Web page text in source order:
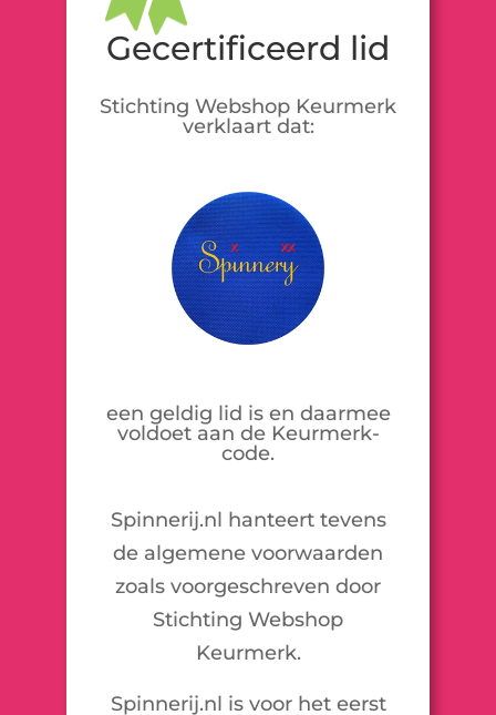
Gecertificeerd lid
Stichting Webshop Keurmerk
verklaart dat:
een geldig lid is en daarmee
voldoet aan de Keurmerk-
code.
Spinnerij.nl hanteert tevens
de algemene voorwaarden
zoals voorgeschreven door
Stichting Webshop
Keurmerk.
Spinnerij.nl is voor het eerst